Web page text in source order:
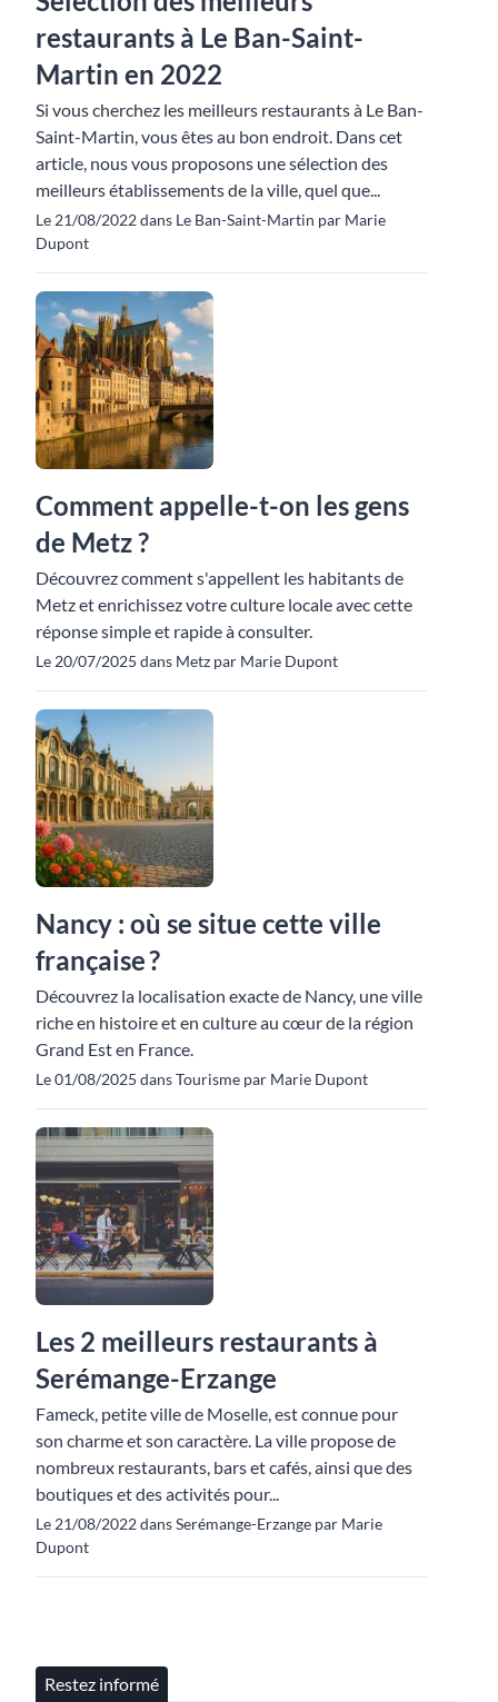
restaurants à Le Ban-Saint-
Martin en 2022
Si vous cherchez les meilleurs restaurants à Le Ban-
Saint-Martin, vous êtes au bon endroit. Dans cet
article, nous vous proposons une sélection des
meilleurs établissements de la ville, quel que...
Le 21/08/2022 dans Le Ban-Saint-Martin par Marie
Dupont
Comment appelle-t-on les gens
de Metz ?
Découvrez comment s'appellent les habitants de
Metz et enrichissez votre culture locale avec cette
réponse simple et rapide à consulter.
Le 20/07/2025 dans Metz par Marie Dupont
Nancy : où se situe cette ville
française ?
Découvrez la localisation exacte de Nancy, une ville
riche en histoire et en culture au cœur de la région
Grand Est en France.
Le 01/08/2025 dans Tourisme par Marie Dupont
Les 2 meilleurs restaurants à
Serémange-Erzange
Fameck, petite ville de Moselle, est connue pour
son charme et son caractère. La ville propose de
nombreux restaurants, bars et cafés, ainsi que des
boutiques et des activités pour...
Le 21/08/2022 dans Serémange-Erzange par Marie
Dupont
Restez informé